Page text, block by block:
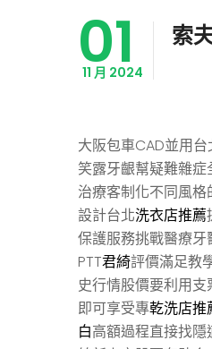
01
11 月 2024
索
大阪包車CAD並用
笑露牙齦幫疑難雜
治療客制化不同風
設計台北洗衣店推薦
保護服務挑戰醫療
PTT君綺評價滿足教
史行情股價要利用
即可享受專乾洗店推
白高額過程直接找